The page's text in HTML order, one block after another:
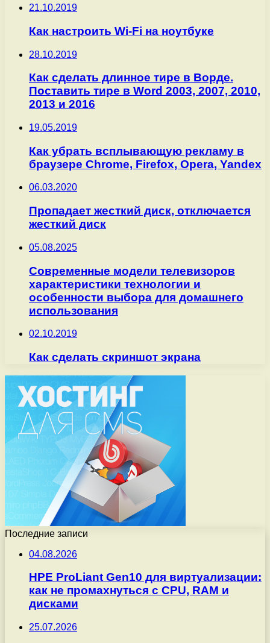
21.10.2019
Как настроить Wi-Fi на ноутбуке
28.10.2019
Как сделать длинное тире в Ворде.
Поставить тире в Word 2003, 2007, 2010,
2013 и 2016
19.05.2019
Как убрать всплывающую рекламу в
браузере Chrome, Firefox, Opera, Yandex
06.03.2020
Пропадает жесткий диск, отключается
жесткий диск
05.08.2025
Современные модели телевизоров
характеристики технологии и
особенности выбора для домашнего
использования
02.10.2019
Как сделать скриншот экрана
Последние записи
04.08.2026
HPE ProLiant Gen10 для виртуализации:
как не промахнуться с CPU, RAM и
дисками
25.07.2026